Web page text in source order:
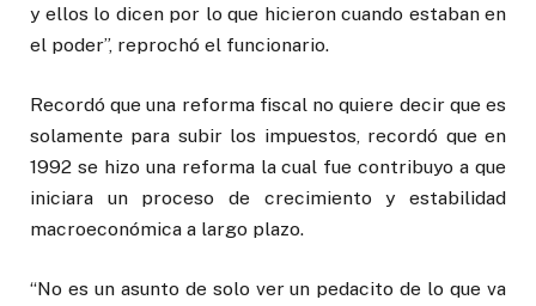
y ellos lo dicen por lo que hicieron cuando estaban en
el poder”, reprochó el funcionario.
Recordó que una reforma fiscal no quiere decir que es
solamente para subir los impuestos, recordó que en
1992 se hizo una reforma la cual fue contribuyo a que
iniciara un proceso de crecimiento y estabilidad
macroeconómica a largo plazo.
“No es un asunto de solo ver un pedacito de lo que va